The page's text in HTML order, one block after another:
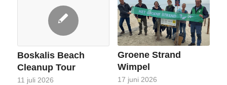
Boskalis Beach
Cleanup Tour
11 juli 2026
Groene Strand
Wimpel
17 juni 2026